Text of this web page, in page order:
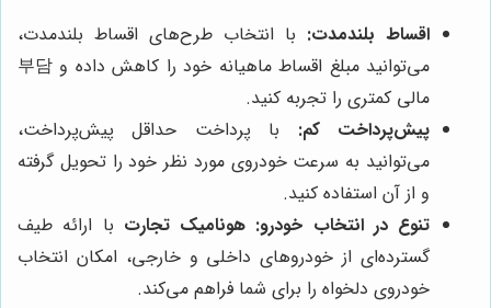
اقساط بلندمدت: با انتخاب طرح‌های اقساط بلندمدت،
می‌توانید مبلغ اقساط ماهیانه خود را کاهش داده و 부담
مالی کمتری را تجربه کنید.
پیش‌پرداخت کم: با پرداخت حداقل پیش‌پرداخت،
می‌توانید به سرعت خودروی مورد نظر خود را تحویل گرفته
و از آن استفاده کنید.
تنوع در انتخاب خودرو: هونامیک تجارت با ارائه طیف
گسترده‌ای از خودروهای داخلی و خارجی، امکان انتخاب
خودروی دلخواه را برای شما فراهم می‌کند.